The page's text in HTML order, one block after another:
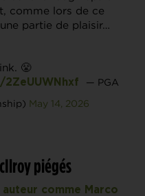
comme lors de ce
partie de plaisir…
😤
— PGA
May 14, 2026
piégés
auteur comme Marco